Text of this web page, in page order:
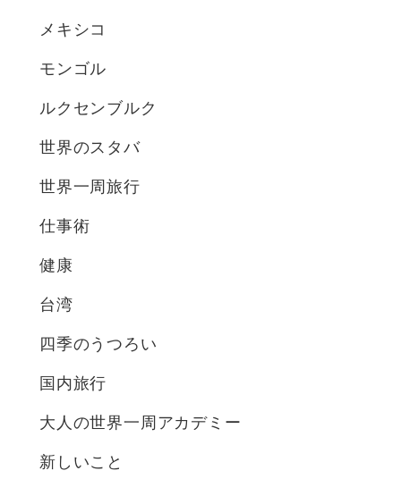
メキシコ
モンゴル
ルクセンブルク
世界のスタバ
世界一周旅行
仕事術
健康
台湾
四季のうつろい
国内旅行
大人の世界一周アカデミー
新しいこと